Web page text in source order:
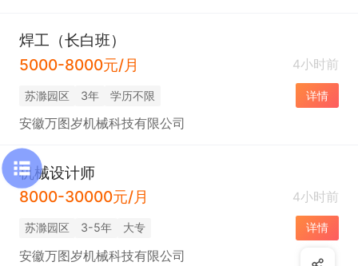
焊工（长白班）
5000-8000元/月
4小时前
苏滁园区 3年 学历不限 详情
安徽万图岁机械科技有限公司
机械设计师
8000-30000元/月
4小时前
苏滁园区 3-5年 大专 详情
安徽万图岁机械科技有限公司